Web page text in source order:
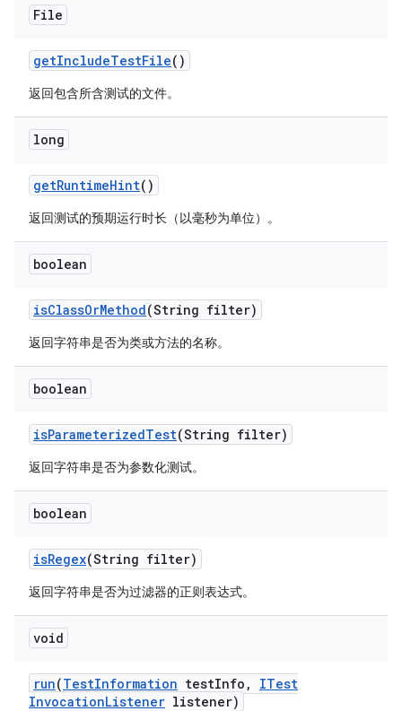
File
getIncludeTestFile()
返回包含所含测试的文件。
long
getRuntimeHint()
返回测试的预期运行时长（以毫秒为单位）。
boolean
isClassOrMethod(String filter)
返回字符串是否为类或方法的名称。
boolean
isParameterizedTest(String filter)
返回字符串是否为参数化测试。
boolean
isRegex(String filter)
返回字符串是否为过滤器的正则表达式。
void
run(TestInformation testInfo ,
ITest
InvocationListener listener)